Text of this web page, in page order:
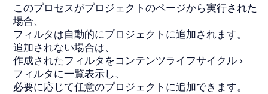
このプロセスがプロジェクトのページから実行された
場合、
フィルタは自動的にプロジェクトに追加されます。
追加されない場合は、
作成されたフィルタをコンテンツライフサイクル
フィルタに一覧表示し、
必要に応じて任意のプロジェクトに追加できます。